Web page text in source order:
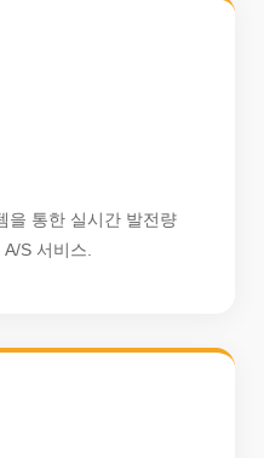
을 통한 실시간 발전량
S 서비스.